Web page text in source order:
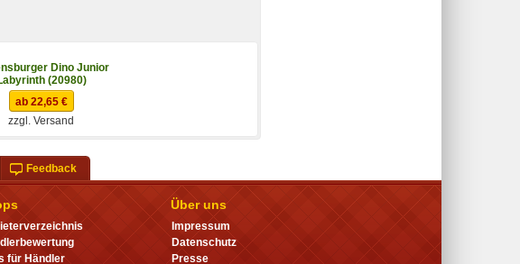
Dino Junior
(20980)
ab 22,65 €
zzgl. Versand
Feedback
für Händler
Über uns
Impressum
Datenschutz
Presse